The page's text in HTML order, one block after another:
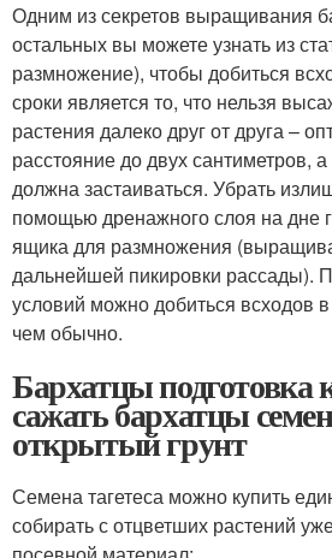
Одним из секретов выращивания
остальных вы можете узнать из
размножение), чтобы добиться
сроки является то, что нельзя
растения далеко друг от друга –
расстояние до двух сантиметров,
должна застаиваться. Убрать
помощью дренажного слоя на дне
ящика для размножения
дальнейшей пикировки рассады).
условий можно добиться всходов
чем обычно.
Бархатцы подготовка
сажать бархатцы
открытый грунт
Семена тагетеса можно купить
собирать с отцветших растений